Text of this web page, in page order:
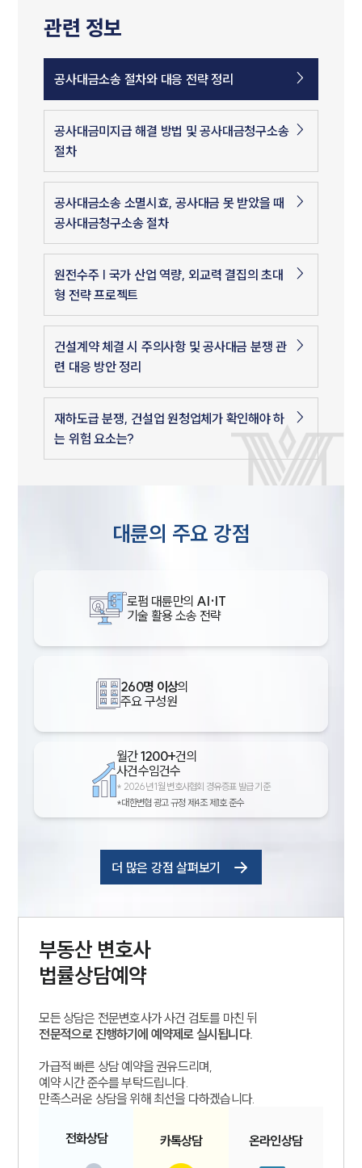
관련 정보
공사대금소송 절차와 대응 전략 정리
공사대금미지급 해결 방법 및 공사대금청구소송
절차
공사대금소송 소멸시효, 공사대금 못 받았을 때
공사대금청구소송 절차
원전수주 | 국가 산업 역량, 외교력 결집의 초대
형 전략 프로젝트
건설계약 체결 시 주의사항 및 공사대금 분쟁 관
련 대응 방안 정리
재하도급 분쟁, 건설업 원청업체가 확인해야 하
는 위험 요소는?
대륜의 주요 강점
로펌 대륜만의 AI·IT
기술 활용 소송 전략
260명 이상의
주요 구성원
월간1200+건의
사건수임건수
* 2026년 1월 변호사협회 경유증표 발급 기준
*대한변협 광고 규정 제4조 제1호 준수
더 많은 강점 살펴보기
부동산 변호사
법률상담예약
모든 상담은 전문변호사가 사건 검토를 마친 뒤
전문적으로 진행하기에 예약제로 실시됩니다.
가급적 빠른 상담 예약을 권유드리며,
예약 시간 준수를 부탁드립니다.
만족스러운 상담을 위해 최선을 다하겠습니다.
전화상담 카톡상담 온라인상담